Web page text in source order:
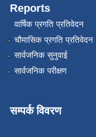
Reports
वार्षिक प्रगति प्रतिवेदन
चौमासिक प्रगति प्रतिवेदन
सार्वजनिक सुनुवाई
सार्वजनिक परीक्षण
सम्पर्क विवरण